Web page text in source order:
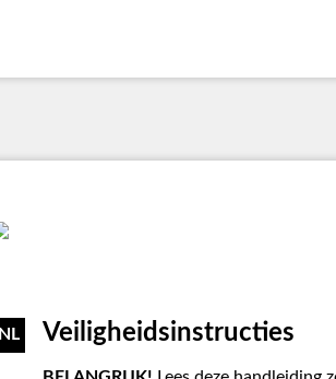
NL Veiligheidsinstructies